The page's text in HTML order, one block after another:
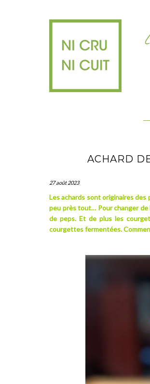
ACHARD
27 août 2023
Les achards sont originaires des
peu près tout… Pour changer de
de peps. Et de plus les
courgettes fermentées.